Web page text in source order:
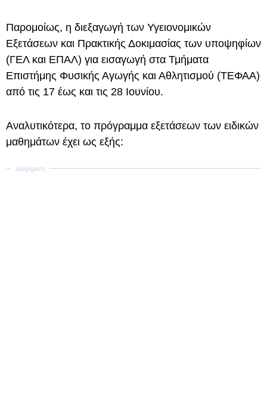
Παρομοίως, η διεξαγωγή των Υγειονομικών
Εξετάσεων και Πρακτικής Δοκιμασίας των υποψηφίων
(ΓΕΛ και ΕΠΑΛ) για εισαγωγή στα Τμήματα
Επιστήμης Φυσικής Αγωγής και Αθλητισμού (ΤΕΦΑΑ)
από τις 17 έως και τις 28 Ιουνίου.
Αναλυτικότερα, το πρόγραμμα εξετάσεων των ειδικών
μαθημάτων έχει ως εξής: